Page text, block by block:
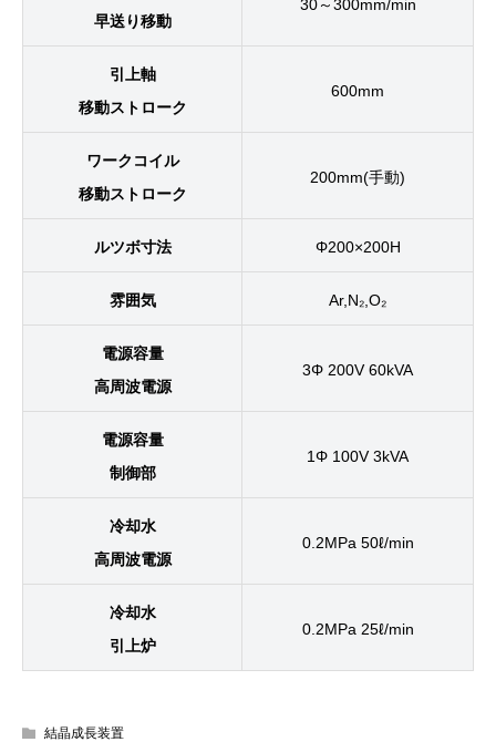
早送り移動
30～300mm/min
引上軸
移動ストローク
600mm
ワークコイル
移動ストローク
200mm(手動)
ルツボ寸法 Φ200×200H
雰囲気 Ar,N₂,O₂
電源容量
高周波電源
3Φ 200V 60kVA
電源容量
制御部
1Φ 100V 3kVA
冷却水
高周波電源
0.2MPa 50ℓ/min
冷却水
引上炉
0.2MPa 25ℓ/min
結晶成長装置